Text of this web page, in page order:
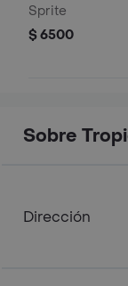
Sprite
$ 6500
Sobre
Dirección